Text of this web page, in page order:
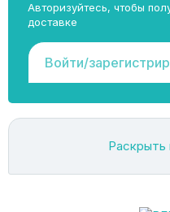
Авторизуйтесь, чтобы
доставке
Войти/
Раскрыть